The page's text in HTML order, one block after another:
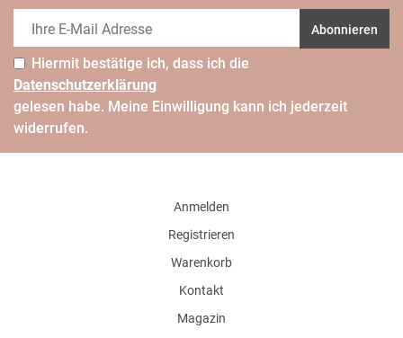
Abonnieren
Hiermit bestätige ich, dass ich die
Daten­schutz­erklärung
gelesen habe. Meine Einwilligung kann ich jederzeit
widerrufen.
Anmelden
Registrieren
Warenkorb
Kontakt
Magazin